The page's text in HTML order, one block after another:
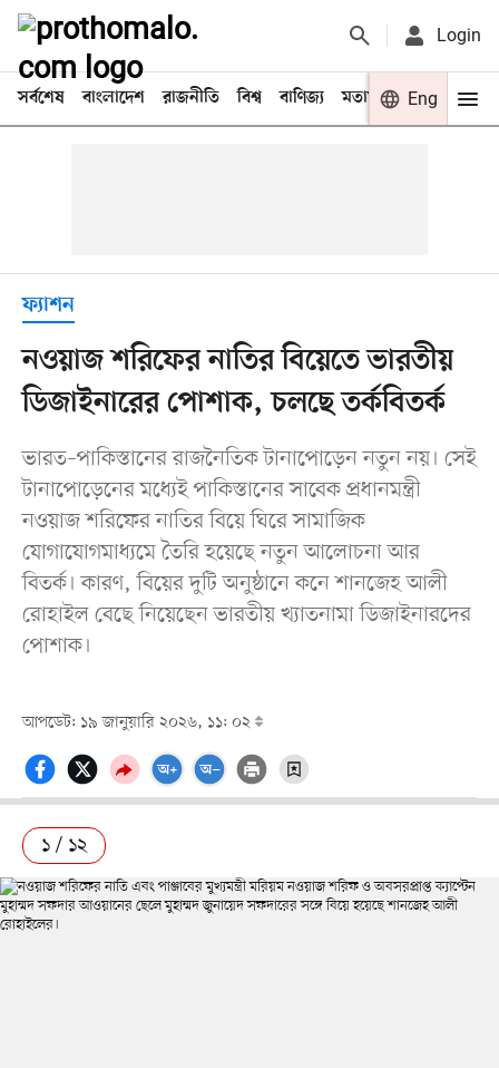
Login
সর্বশেষ বাংলাদেশ রাজনীতি বিশ্ব বাণিজ্য মতামত খেলা
Eng
ফ্যাশন
নওয়াজ শরিফের নাতির বিয়েতে ভারতীয়
ডিজাইনারের পোশাক, চলছে তর্কবিতর্ক
ভারত–পাকিস্তানের রাজনৈতিক টানাপোড়েন নতুন নয়। সেই
টানাপোড়েনের মধ্যেই পাকিস্তানের সাবেক প্রধানমন্ত্রী
নওয়াজ শরিফের নাতির বিয়ে ঘিরে সামাজিক
যোগাযোগমাধ্যমে তৈরি হয়েছে নতুন আলোচনা আর
বিতর্ক। কারণ, বিয়ের দুটি অনুষ্ঠানে কনে শানজেহ আলী
রোহাইল বেছে নিয়েছেন ভারতীয় খ্যাতনামা ডিজাইনারদের
পোশাক।
আপডেট: ১৯ জানুয়ারি ২০২৬, ১১: ০২
১ / ১২